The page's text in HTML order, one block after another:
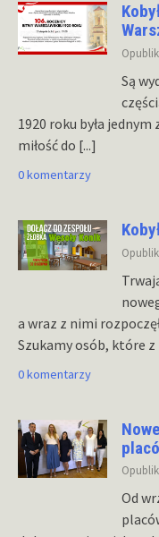
Są
1920 roku była
miłość do [...]
0 komentarzy
a wraz z nimi
Szukamy osób, które
0 komentarzy
Od